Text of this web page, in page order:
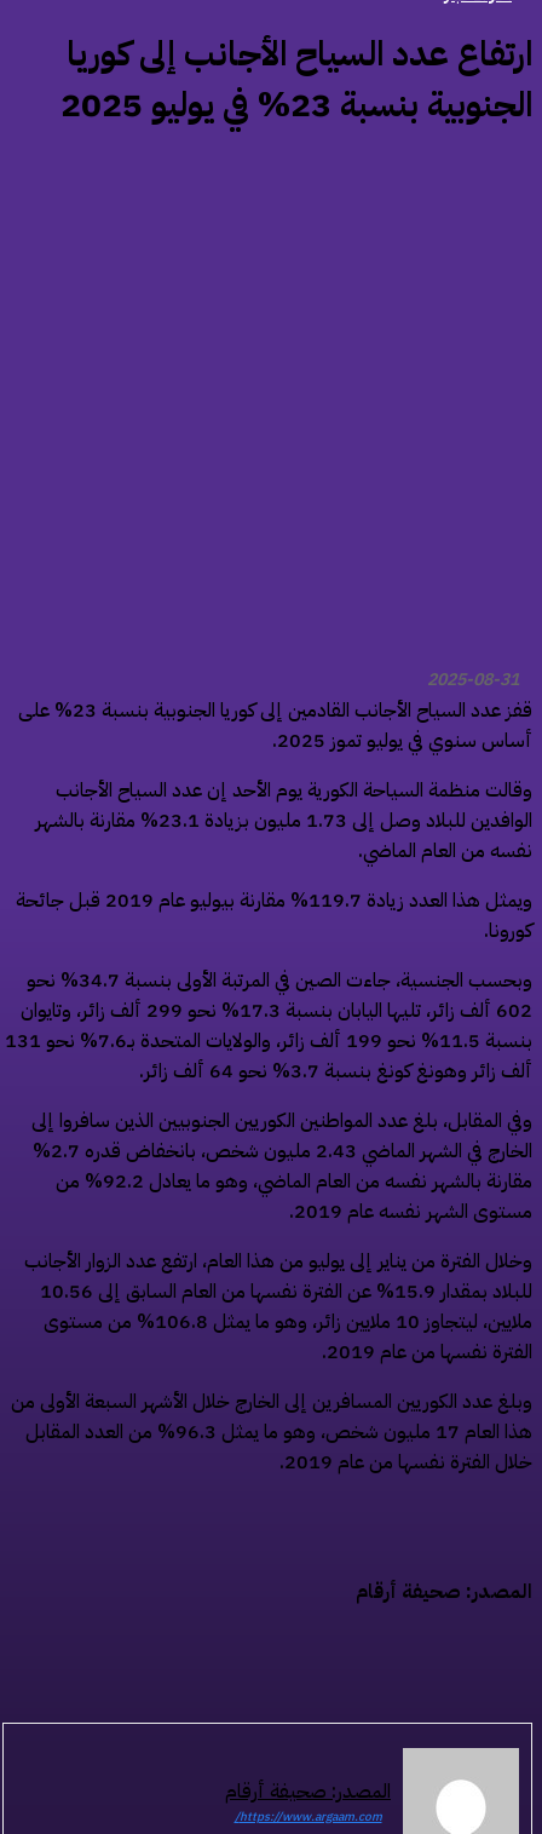
عدد السياح الأجانب إلى كوريا
بنسبة 23% في يوليو 2025
2025-08-31
قفز عدد السياح الأجانب القادمين إلى كوريا الجنوبية بنسبة 23% على
سنوي في يوليو تموز 2025.
منظمة السياحة الكورية يوم الأحد إن عدد السياح الأجانب
الوافدين للبلاد وصل إلى 1.73 مليون بزيادة 23.1% مقارنة بالشهر
من العام الماضي.
ويمثل هذا العدد زيادة 119.7% مقارنة بيوليو عام 2019 قبل جائحة
وبحسب الجنسية، جاءت الصين في المرتبة الأولى بنسبة 34.7% نحو
602 ألف زائر، تليها اليابان بنسبة 17.3% نحو 299 ألف زائر، وتايوان
بنسبة 11.5% نحو 199 ألف زائر، والولايات المتحدة بـ7.6% نحو 131
زائر وهونغ كونغ بنسبة 3.7% نحو 64 ألف زائر.
المقابل، بلغ عدد المواطنين الكوريين الجنوبيين الذين سافروا إلى
الخارج في الشهر الماضي 2.43 مليون شخص، بانخفاض قدره 2.7%
مقارنة بالشهر نفسه من العام الماضي، وهو ما يعادل 92.2% من
الشهر نفسه عام 2019.
الفترة من يناير إلى يوليو من هذا العام، ارتفع عدد الزوار الأجانب
للبلاد بمقدار 15.9% عن الفترة نفسها من العام السابق إلى 10.56
ملايين، ليتجاوز 10 ملايين زائر، وهو ما يمثل 106.8% من مستوى
نفسها من عام 2019.
عدد الكوريين المسافرين إلى الخارج خلال الأشهر السبعة الأولى من
هذا العام 17 مليون شخص، وهو ما يمثل 96.3% من العدد المقابل
الفترة نفسها من عام 2019.
صحيفة أرقام
المصدر: صحيفة أرقام
https://www.argaam.com/